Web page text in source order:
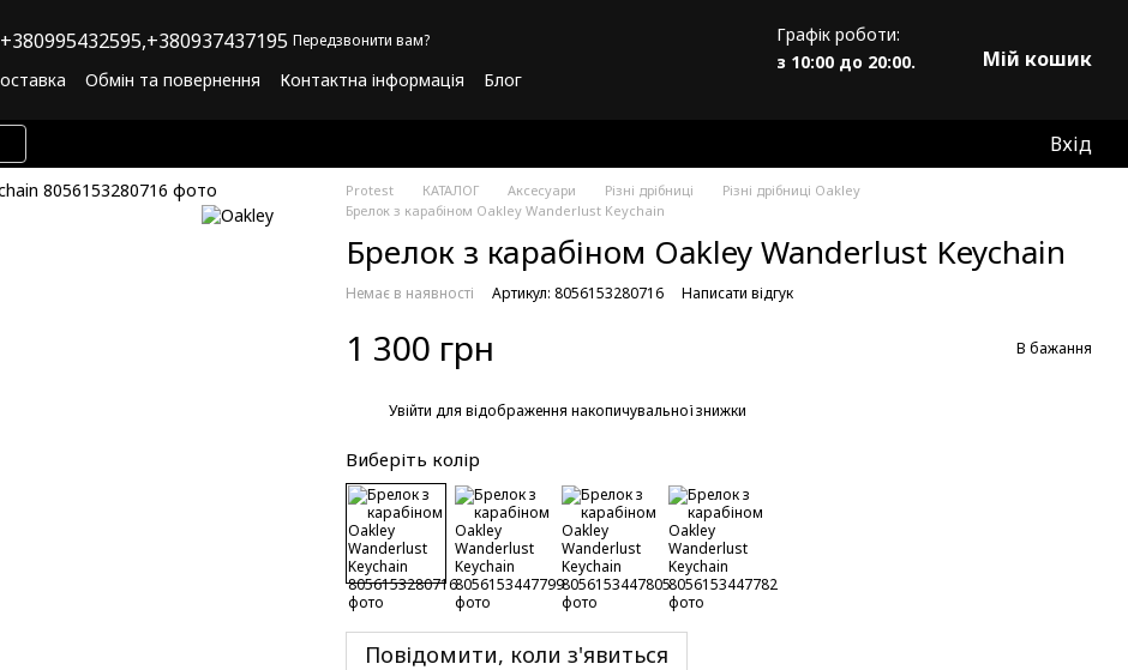
+380995432595,+380937437195 Передзвонити вам?
Обмін та повернення Контактна інформація
Блог
Графік роботи:
з 10:00 до 20:00.
Мій кошик
Вхід
Protest КАТАЛОГ Аксесуари Різні дрібниці
Різні дрібниці Oakley
Брелок з карабіном Oakley Wanderlust Keychain
Брелок з карабіном Oakley Wanderlust Keychain
Немає в наявності Артикул: 8056153280716 Написати відгук
1 300 грн В бажання
Увійти для відображення накопичувальної знижки
Виберіть колір
Повідомити, коли з'явиться